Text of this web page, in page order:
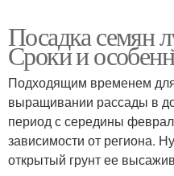
Посадка семян
Сроки и
Подходящим временем
выращивании рассады в
период с середины
зависимости от региона.
открытый грунт ее